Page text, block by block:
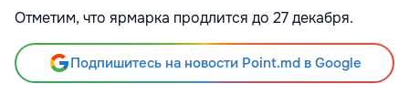
Отметим, что ярмарка продлится до 27 декабря.
Подпишитесь на новости Point.md в Google